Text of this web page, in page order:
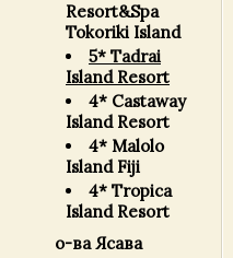
Resort&Spa
Tokoriki Island
5* Tadrai
Island Resort
4* Castaway
Island Resort
4* Malolo
Island Fiji
4* Tropica
Island Resort
о-ва Ясава